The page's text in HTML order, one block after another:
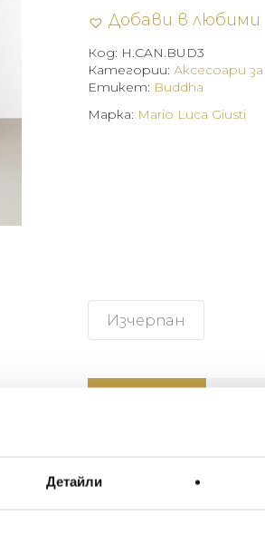
Детайли
Добави в любими
Код: H.CAN.BUD3
Категории: Аксесоари
Етикет: Buddha
Изчерпан
Марка: Mario Luca Giusti
Размери / Dimensions